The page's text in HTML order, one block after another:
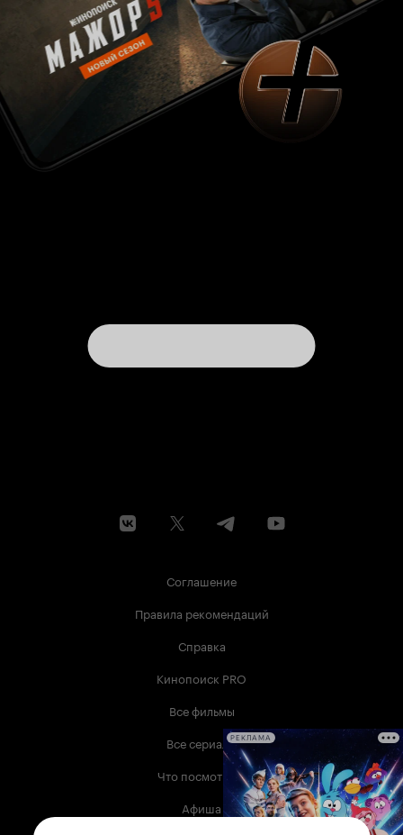
Соглашение
Правила рекомендаций
Справка
Кинопоиск PRO
Все фильмы
Все сериалы
Что посмотреть
Афиша
РЕКЛАМА